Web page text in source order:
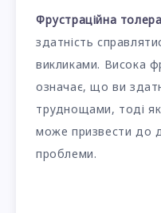
Фрустраційна
здатність
викликами. Висока
означає, що ви
труднощами, тоді як
може призвести до
проблеми.